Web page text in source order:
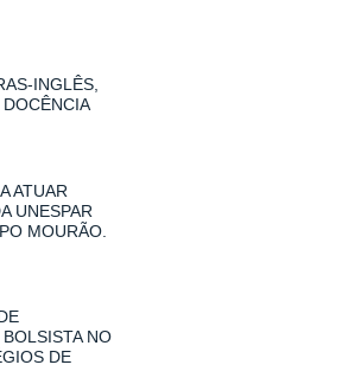
INGLÊS,
ATUAR
UNESPAR
MOURÃO.
NO
DE